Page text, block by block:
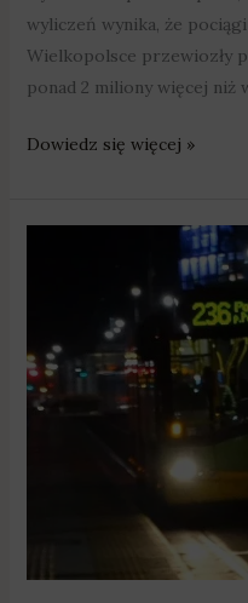
wyliczeń wynika, że
Wielkopolsce przewiozły
ponad 2 miliony więcej niż
Dowiedz się więcej »
Nowy
Rok